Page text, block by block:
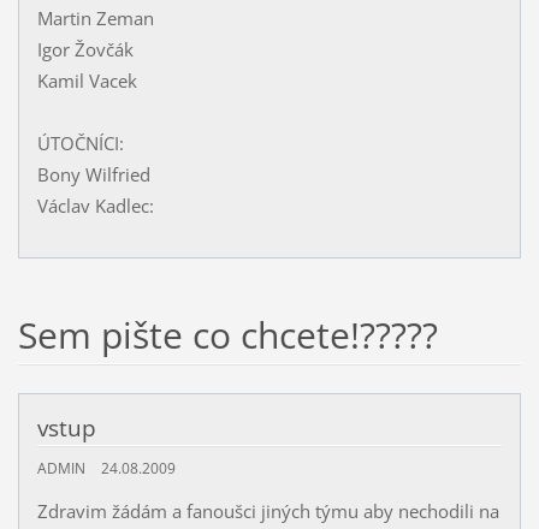
Martin Zeman
Igor Žovčák
Kamil Vacek
ÚTOČNÍCI:
Bony Wilfried
Václav Kadlec:
Sem pište co chcete!?????
vstup
ADMIN 24.08.2009
Zdravim žádám a fanoušci jiných týmu aby nechodili na